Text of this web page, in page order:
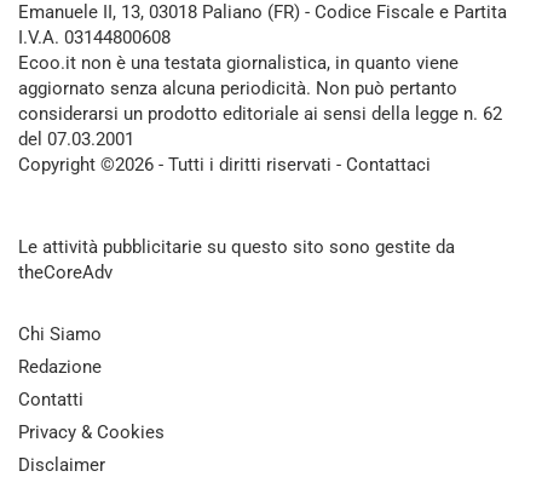
Emanuele II, 13, 03018 Paliano (FR) - Codice Fiscale e Partita
I.V.A. 03144800608
Ecoo.it non è una testata giornalistica, in quanto viene
aggiornato senza alcuna periodicità. Non può pertanto
considerarsi un prodotto editoriale ai sensi della legge n. 62
del 07.03.2001
Copyright ©2026 - Tutti i diritti riservati - Contattaci
Le attività pubblicitarie su questo sito sono gestite da
theCoreAdv
Chi Siamo
Redazione
Contatti
Privacy & Cookies
Disclaimer